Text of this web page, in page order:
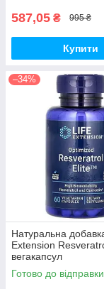
587,05 ₴ 995 ₴
Купити
–34%
Натуральна
Extension
вегакапсул
Готово до відправки